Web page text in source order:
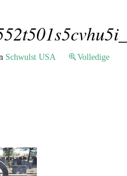
Schwulst USA
Volledige